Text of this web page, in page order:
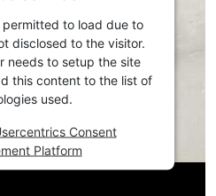
to load due to
disclosed to the visitor.
needs to setup the site
this content to the list of
used.
Consent
Platform